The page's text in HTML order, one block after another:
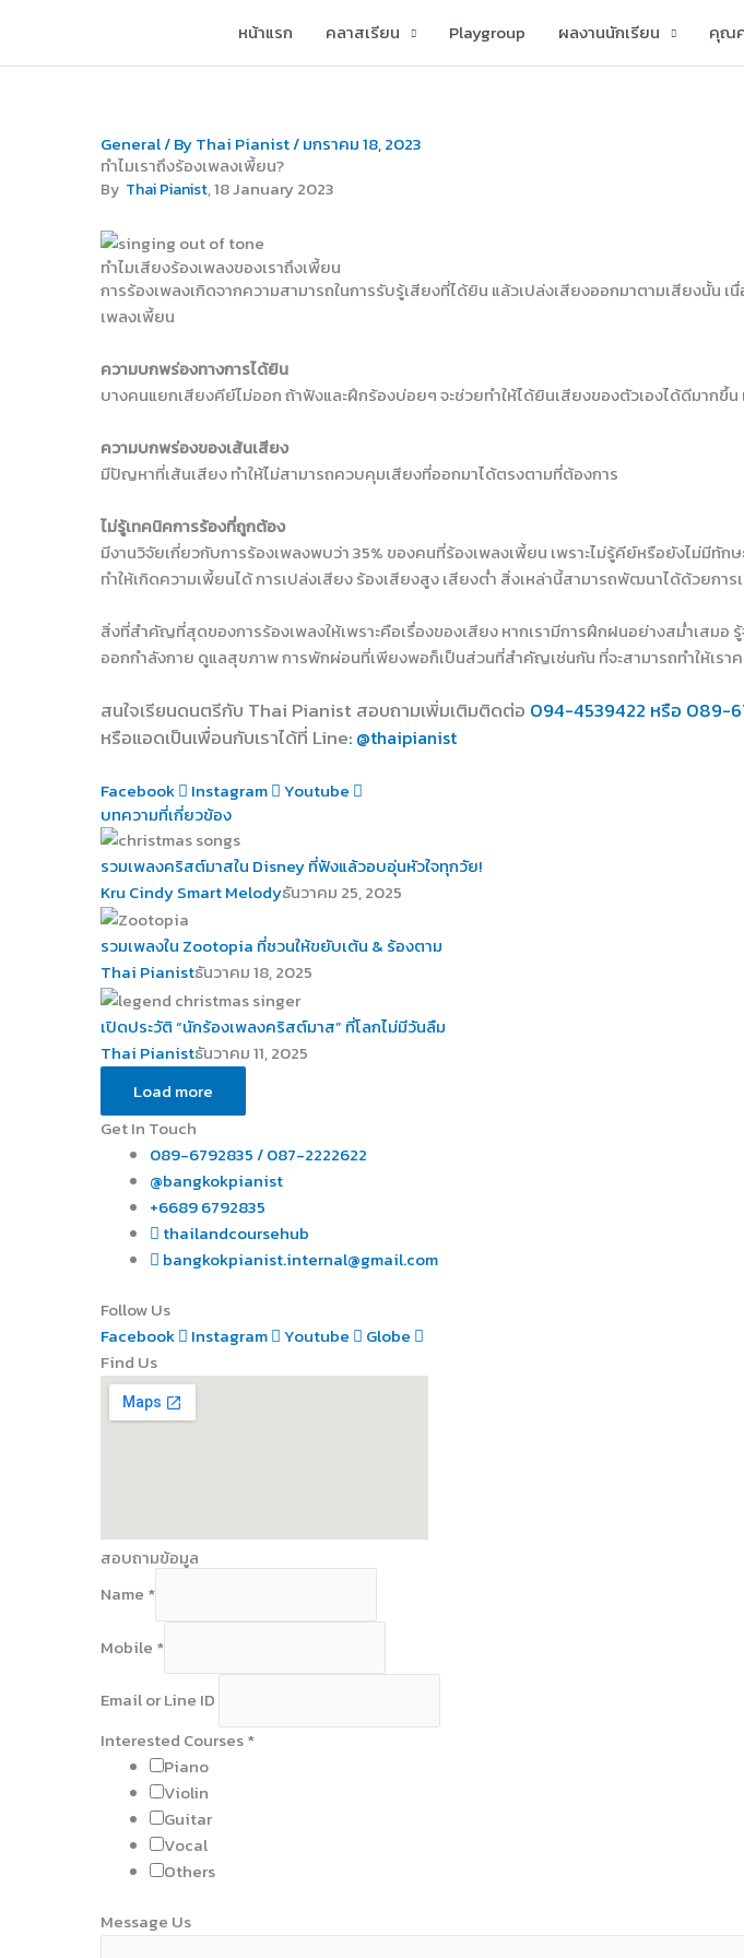
content
หน้าแรก คลาสเรียน Playgroup ผลงานนักเรียน คุณค
General/ ByThai Pianist/มกราคม 18, 2023
ทำไมเราถึงร้องเพลงเพี้ยน?
By Thai Pianist, 18 January 2023
ทำไมเสียงร้องเพลงของเราถึงเพี้ยน
การร้องเพลงเกิดจากความสามารถในการรับรู้เสียงที่ได้ยิน แล้วเปล่งเสียงออกมาตามเสียงนั้น
เพลงเพี้ยน
ความบกพร่องทางการได้ยิน
บางคนแยกเสียงคีย์ไม่ออก ถ้าฟังและฝึกร้องบ่อยๆ จะช่วยทำให้ได้ยินเสียงของตัวเองได้ดีมากขึ้
ความบกพร่องของเส้นเสียง
มีปัญหาที่เส้นเสียง ทำให้ไม่สามารถควบคุมเสียงที่ออกมาได้ตรงตามที่ต้องการ
ไม่รู้เทคนิคการร้องที่ถูกต้อง
มีงานวิจัยเกี่ยวกับการร้องเพลงพบว่า 35% ของคนที่ร้องเพลงเพี้ยน เพราะไม่รู้คีย์หรือยังไม่มีทั
ทำให้เกิดความเพี้ยนได้ การเปล่งเสียง ร้องเสียงสูง เสียงต่ำ สิ่งเหล่านี้สามารถพัฒนาได้ด้วยกา
สิ่งที่สำคัญที่สุดของการร้องเพลงให้เพราะคือเรื่องของเสียง หากเรามีการฝึกฝนอย่างสม่ำเสมอ
ออกกำลังกาย ดูแลสุขภาพ การพักผ่อนที่เพียงพอก็เป็นส่วนที่สำคัญเช่นกัน ที่จะสามารถทำให้เรา
สนใจเรียนดนตรีกับ Thai Pianist สอบถามเพิ่มเติมติดต่อ 094-4539422 หรือ 089-
หรือแอดเป็นเพื่อนกับเราได้ที่ Line: @thaipianist
Facebook Instagram
Youtube
บทความที่เกี่ยวข้อง
รวมเพลงคริสต์มาสใน Disney ที่ฟังแล้วอบอุ่นหัวใจทุกวัย!
Kru Cindy Smart Melodyธันวาคม 25, 2025
รวมเพลงใน Zootopia ที่ชวนให้ขยับเต้น & ร้องตาม
Thai Pianistธันวาคม 18, 2025
เปิดประวัติ “นักร้องเพลงคริสต์มาส” ที่โลกไม่มีวันลืม
Thai Pianistธันวาคม 11, 2025
Load more
Get In Touch
089-6792835 / 087-2222622
@bangkokpianist
+6689 6792835
thailandcoursehub
bangkokpianist.internal@gmail.com
Follow Us
Facebook
Instagram Youtube
Globe
Find Us
สอบถามข้อมูล
Name *
Mobile *
i
n
i
Email or Line ID
Interested Courses*
Piano
Violin
Guitar
Vocal
Others
Message Us